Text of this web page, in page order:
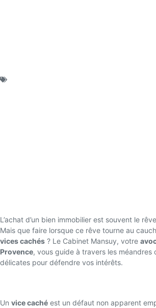
L’achat d’un bien immobilier est souvent le
Mais que faire lorsque ce rêve tourne au
vices cachés ? Le Cabinet Mansuy, votre
Provence, vous guide à travers les méandres
délicates pour défendre vos intérêts.
Un vice caché est un défaut non apparent